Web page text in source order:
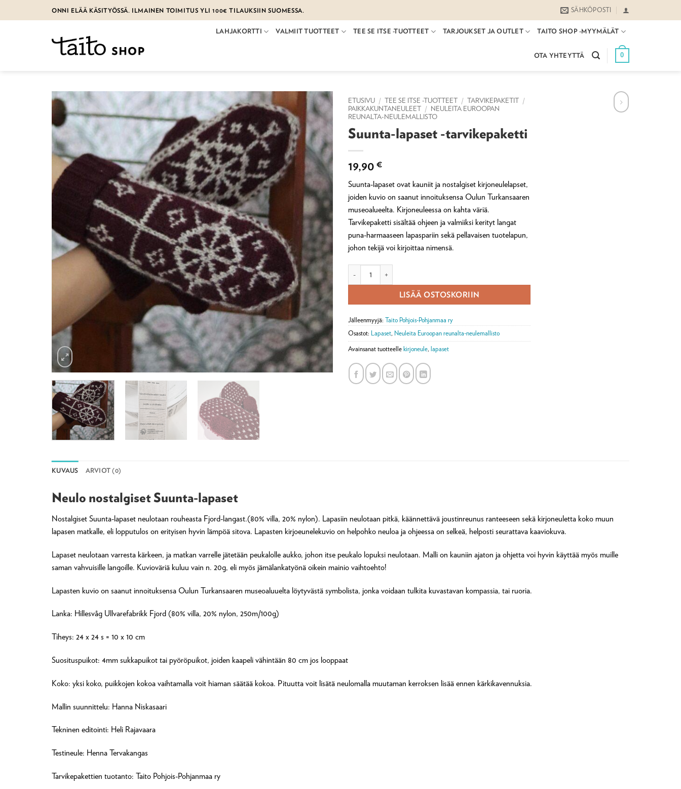
to
ONNI ELÄÄ KÄSITYÖSSÄ. ILMAINEN TOIMITUS YLI 100€ TILAUKSIIN SUOMESSA. SÄHKÖPOSTI
LAHJAKORTTI VALMIIT TUOTTEET TEE SE ITSE -TUOTTEET TARJOUKSET JA OUTLET TAITO SHOP -MYYMÄLÄT
OTA YHTEYTTÄ 0
ETUSIVU / TEE SE ITSE -TUOTTEET / TARVIKEPAKETIT /
PAIKKAKUNTANEULEET / NEULEITA EUROOPAN
REUNALTA-NEULEMALLISTO
Suunta-lapaset -tarvikepaketti
19,90 €
Suunta-lapaset ovat kauniit ja nostalgiset kirjoneulelapset,
joiden kuvio on saanut innoituksensa Oulun Turkansaaren
museoalueelta. Kirjoneuleessa on kahta väriä.
Tarvikepaketti sisältää ohjeen ja valmiiksi kerityt langat
puna-harmaaseen lapaspariin sekä pellavaisen tuotelapun,
johon tekijä voi kirjoittaa nimensä.
LISÄÄ OSTOSKORIIN
Jälleenmyyjä: Taito Pohjois-Pohjanmaa ry
Osastot: Lapaset, Neuleita Euroopan reunalta-neulemallisto
Avainsanat tuotteelle kirjoneule, lapaset
KUVAUS ARVIOT (0)
Neulo nostalgiset Suunta-lapaset
Nostalgiset Suunta-lapaset neulotaan rouheasta Fjord-langast.(80% villa, 20% nylon). Lapasiin neulotaan pitkä, käännettävä joustinreunus ranteeseen sekä kirjoneuletta koko muun
lapasen matkalle, eli lopputulos on erityisen hyvin lämpöä sitova. Lapasten kirjoeunelekuvio on helpohko neuloa ja ohjeessa on selkeä, helposti seurattava kaaviokuva.
Lapaset neulotaan varresta kärkeen, ja matkan varrelle jätetään peukalolle aukko, johon itse peukalo lopuksi neulotaan. Malli on kauniin ajaton ja ohjetta voi hyvin käyttää myös muille
saman vahvuisille langoille. Kuvioväriä kuluu vain n. 20g, eli myös jämälankatyönä oikein mainio vaihtoehto!
Lapasten kuvio on saanut innoituksensa Oulun Turkansaaren museoaluuelta löytyvästä symbolista, jonka voidaan tulkita kuvastavan kompassia, tai ruoria.
Lanka: Hillesvåg Ullvarefabrikk Fjord (80% villa, 20% nylon, 250m/100g)
Tiheys: 24 x 24 s = 10 x 10 cm
Suosituspuikot: 4mm sukkapuikot tai pyöröpuikot, joiden kaapeli vähintään 80 cm jos looppaat
Koko: yksi koko, puikkojen kokoa vaihtamalla voit hiaman säätää kokoa. Pituutta voit lisätä neulomalla muutaman kerroksen lisää ennen kärkikavennuksia.
Mallin suunnittelu: Hanna Niskasaari
Tekninen editointi: Heli Rajavaara
Testineule: Henna Tervakangas
Tarvikepakettien tuotanto: Taito Pohjois-Pohjanmaa ry